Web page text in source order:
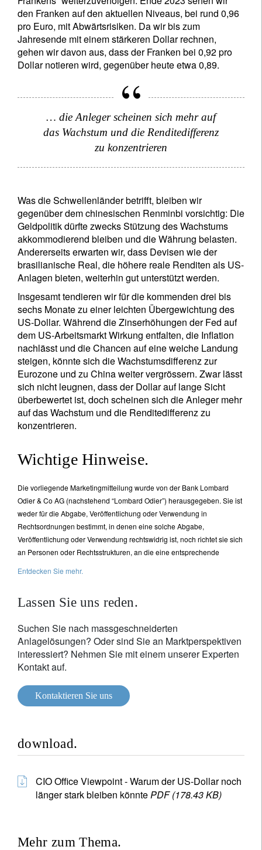
den Franken auf den aktuellen Niveaus, bei rund 0,96
pro Euro, mit Abwärtsrisiken. Da wir bis zum
Jahresende mit einem stärkeren Dollar rechnen,
gehen wir davon aus, dass der Franken bei 0,92 pro
Dollar notieren wird, gegenüber heute etwa 0,89.
… die Anleger scheinen sich mehr auf
das Wachstum und die Renditedifferenz
zu konzentrieren
Was die Schwellenländer betrifft, bleiben wir
gegenüber dem chinesischen Renminbi vorsichtig: Die
Geldpolitik dürfte zwecks Stützung des Wachstums
akkommodierend bleiben und die Währung belasten.
Andererseits erwarten wir, dass Devisen wie der
brasilianische Real, die höhere reale Renditen als US-
Anlagen bieten, weiterhin gut unterstützt werden.
Insgesamt tendieren wir für die kommenden drei bis
sechs Monate zu einer leichten Übergewichtung des
US-Dollar. Während die Zinserhöhungen der Fed auf
dem US-Arbeitsmarkt Wirkung entfalten, die Inflation
nachlässt und die Chancen auf eine weiche Landung
steigen, könnte sich die Wachstumsdifferenz zur
Eurozone und zu China weiter vergrössern. Zwar lässt
sich nicht leugnen, dass der Dollar auf lange Sicht
überbewertet ist, doch scheinen sich die Anleger mehr
auf das Wachstum und die Renditedifferenz zu
konzentrieren.
Wichtige Hinweise.
Die vorliegende Marketingmitteilung wurde von der Bank Lombard
Odier & Co AG (nachstehend “Lombard Odier”) herausgegeben. Sie ist
weder für die Abgabe, Veröffentlichung oder Verwendung in
Rechtsordnungen bestimmt, in denen eine solche Abgabe,
Veröffentlichung oder Verwendung rechtswidrig ist, noch richtet sie sich
an Personen oder Rechtsstrukturen, an die eine entsprechende
Entdecken Sie mehr.
Lassen Sie uns reden.
Suchen Sie nach massgeschneiderten
Anlagelösungen? Oder sind Sie an Marktperspektiven
interessiert? Nehmen Sie mit einem unserer Experten
Kontakt auf.
Kontaktieren Sie uns
download.
CIO Office Viewpoint - Warum der US-Dollar noch
länger stark bleiben könntePDF (178.43 KB)
Mehr zum Thema.